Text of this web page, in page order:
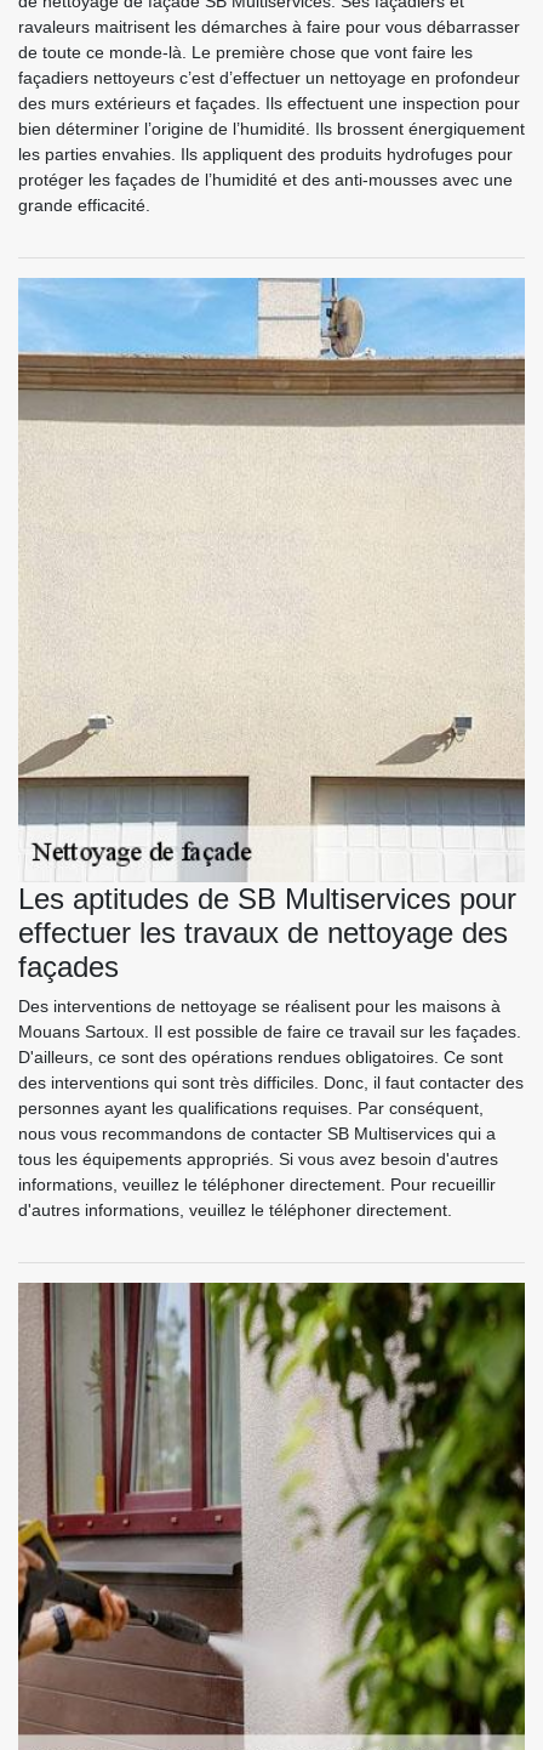
ravaleurs maitrisent les démarches à faire pour vous débarrasser
de toute ce monde-là. Le première chose que vont faire les
façadiers nettoyeurs c’est d’effectuer un nettoyage en profondeur
des murs extérieurs et façades. Ils effectuent une inspection pour
bien déterminer l’origine de l’humidité. Ils brossent énergiquement
les parties envahies. Ils appliquent des produits hydrofuges pour
protéger les façades de l’humidité et des anti-mousses avec une
grande efficacité.
Les aptitudes de SB Multiservices pour
effectuer les travaux de nettoyage des
façades
Des interventions de nettoyage se réalisent pour les maisons à
Mouans Sartoux. Il est possible de faire ce travail sur les façades.
D'ailleurs, ce sont des opérations rendues obligatoires. Ce sont
des interventions qui sont très difficiles. Donc, il faut contacter des
personnes ayant les qualifications requises. Par conséquent,
nous vous recommandons de contacter SB Multiservices qui a
tous les équipements appropriés. Si vous avez besoin d'autres
informations, veuillez le téléphoner directement. Pour recueillir
d'autres informations, veuillez le téléphoner directement.